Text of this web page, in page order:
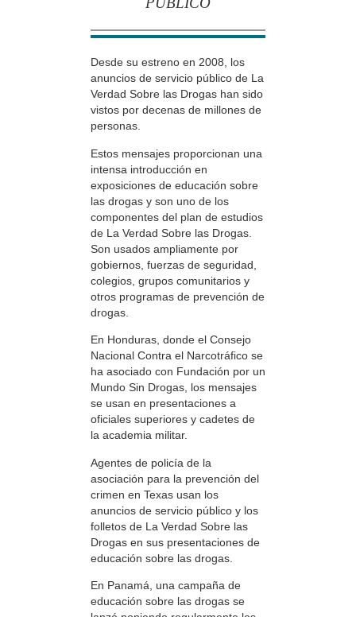
Desde su estreno en 2008, los
anuncios de servicio público de La
Verdad Sobre las Drogas han sido
vistos por decenas de millones de
personas.
Estos mensajes proporcionan una
intensa introducción en
exposiciones de educación sobre
las drogas y son uno de los
componentes del plan de estudios
de La Verdad Sobre las Drogas.
Son usados ampliamente por
gobiernos, fuerzas de seguridad,
colegios, grupos comunitarios y
otros programas de prevención de
drogas.
En Honduras, donde el Consejo
Nacional Contra el Narcotráfico se
ha asociado con Fundación por un
Mundo Sin Drogas, los mensajes
se usan en presentaciones a
oficiales superiores y cadetes de
la academia militar.
Agentes de policía de la
asociación para la prevención del
crimen en Texas usan los
anuncios de servicio público y los
folletos de La Verdad Sobre las
Drogas en sus presentaciones de
educación sobre las drogas.
En Panamá, una campaña de
educación sobre las drogas se